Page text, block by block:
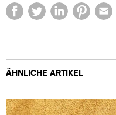
ÄHNLICHE ARTIKEL